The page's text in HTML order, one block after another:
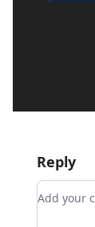
Reply
Add your